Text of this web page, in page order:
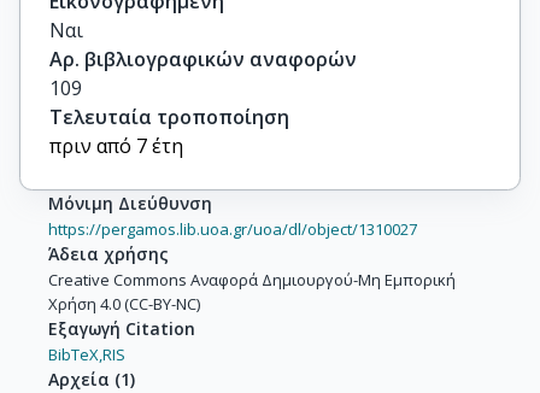
Ναι
Αρ. βιβλιογραφικών αναφορών
109
Τελευταία τροποποίηση
πριν από 7 έτη
Μόνιμη Διεύθυνση
https://pergamos.lib.uoa.gr/uoa/dl/object/1310027
Άδεια χρήσης
Creative Commons Αναφορά Δημιουργού-Μη Εμπορική
Χρήση 4.0 (CC-BY-NC)
Εξαγωγή Citation
BibTeX,RIS
Αρχεία (1)